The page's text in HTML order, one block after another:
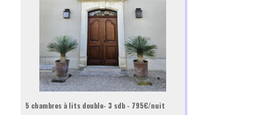
5 chambres à lits double- 3 sdb - 795€/nuit